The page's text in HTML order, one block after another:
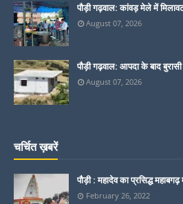
पौड़ी गढ़वाल: कांवड़ मेले में
August 07, 2026
पौड़ी गढ़वाल: आपदा के बाद
August 07, 2026
चर्चित ख़बरें
पौड़ी : महादेव का प्रसिद्ध
February 26, 2022